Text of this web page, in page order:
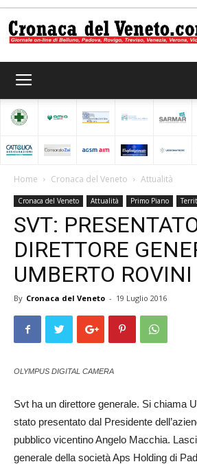
del
Veneto
Home Cronaca del Veneto Attualità
Cronaca del Veneto Attualità Primo Piano
SVT:
DIRETTORE
UMBERTO ROVINI
By Cronaca del Veneto - 19 Luglio 2016
OLYMPUS DIGITAL CAMERA
Svt ha un direttore generale. Si chiama
stato presentato dal Presidente
pubblico vicen­ti­no Angelo Macchia.
generale del­la società Aps Holding di